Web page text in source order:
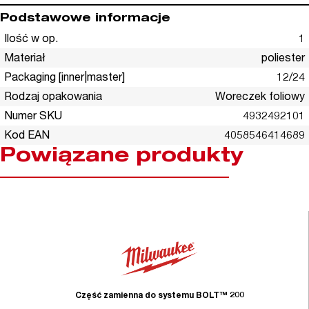
Podstawowe informacje
Ilość w op.
1
Materiał
poliester
Packaging [inner|master]
12/24
Rodzaj opakowania
Woreczek foliowy
Numer SKU
4932492101
Kod EAN
4058546414689
Powiązane produkty
Część zamienna do systemu BOLT™ 200